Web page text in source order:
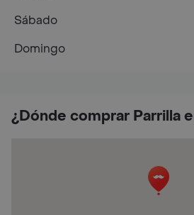
¿Dónde comprar Parrilla
Sábado
Domingo